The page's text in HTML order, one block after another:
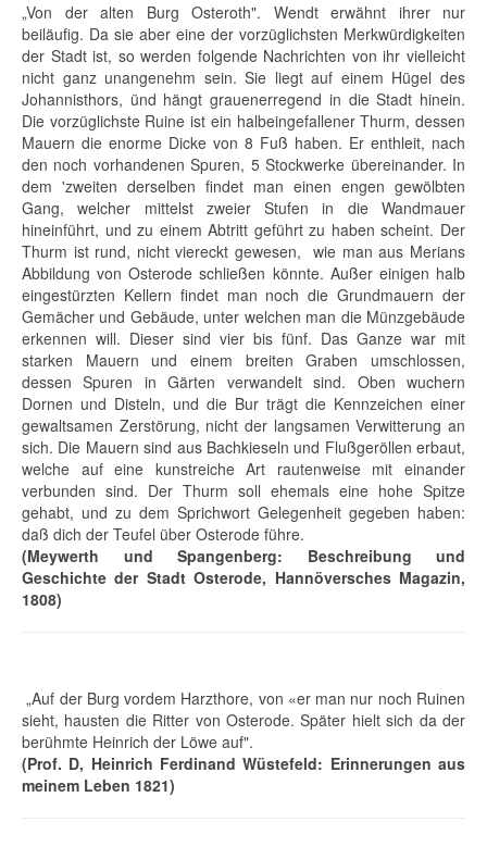
„Von der alten Burg Osteroth". Wendt erwähnt ihrer nur
beiläufig. Da sie aber eine der vorzüglichsten Merkwürdigkeiten
der Stadt ist, so werden folgende Nachrichten von ihr vielleicht
nicht ganz unangenehm sein. Sie liegt auf einem Hügel des
Johannisthors, ünd hängt grauenerregend in die Stadt hinein.
Die vorzüglichste Ruine ist ein halbeingefallener Thurm, dessen
Mauern die enorme Dicke von 8 Fuß haben. Er enthleit, nach
den noch vorhandenen Spuren, 5 Stockwerke übereinander. In
dem 'zweiten derselben findet man einen engen gewölbten
Gang, welcher mittelst zweier Stufen in die Wandmauer
hineinführt, und zu einem Abtritt geführt zu haben scheint. Der
Thurm ist rund, nicht viereckt gewesen, wie man aus Merians
Abbildung von Osterode schließen könnte. Außer einigen halb
eingestürzten Kellern findet man noch die Grundmauern der
Gemächer und Gebäude, unter welchen man die Münzgebäude
erkennen will. Dieser sind vier bis fünf. Das Ganze war mit
starken Mauern und einem breiten Graben umschlossen,
dessen Spuren in Gärten verwandelt sind. Oben wuchern
Dornen und Disteln, und die Bur trägt die Kennzeichen einer
gewaltsamen Zerstörung, nicht der langsamen Verwitterung an
sich. Die Mauern sind aus Bachkieseln und Flußgeröllen erbaut,
welche auf eine kunstreiche Art rautenweise mit einander
verbunden sind. Der Thurm soll ehemals eine hohe Spitze
gehabt, und zu dem Sprichwort Gelegenheit gegeben haben:
daß dich der Teufel über Osterode führe.
(Meywerth und Spangenberg: Beschreibung und
Geschichte der Stadt Osterode, Hannöversches Magazin,
1808)
„Auf der Burg vordem Harzthore, von «er man nur noch Ruinen
sieht, hausten die Ritter von Osterode. Später hielt sich da der
berühmte Heinrich der Löwe auf".
(Prof. D, Heinrich Ferdinand Wüstefeld: Erinnerungen aus
meinem Leben 1821)